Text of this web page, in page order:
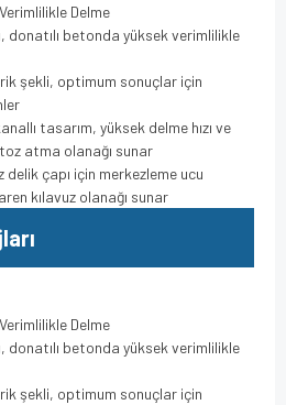
Delme
betonda yüksek verimlilikle
şekli, optimum sonuçlar için
tasarım, yüksek delme hızı ve
toz atma olanağı sunar
delik çapı için merkezleme ucu
kılavuz olanağı sunar
Delme
betonda yüksek verimlilikle
şekli, optimum sonuçlar için